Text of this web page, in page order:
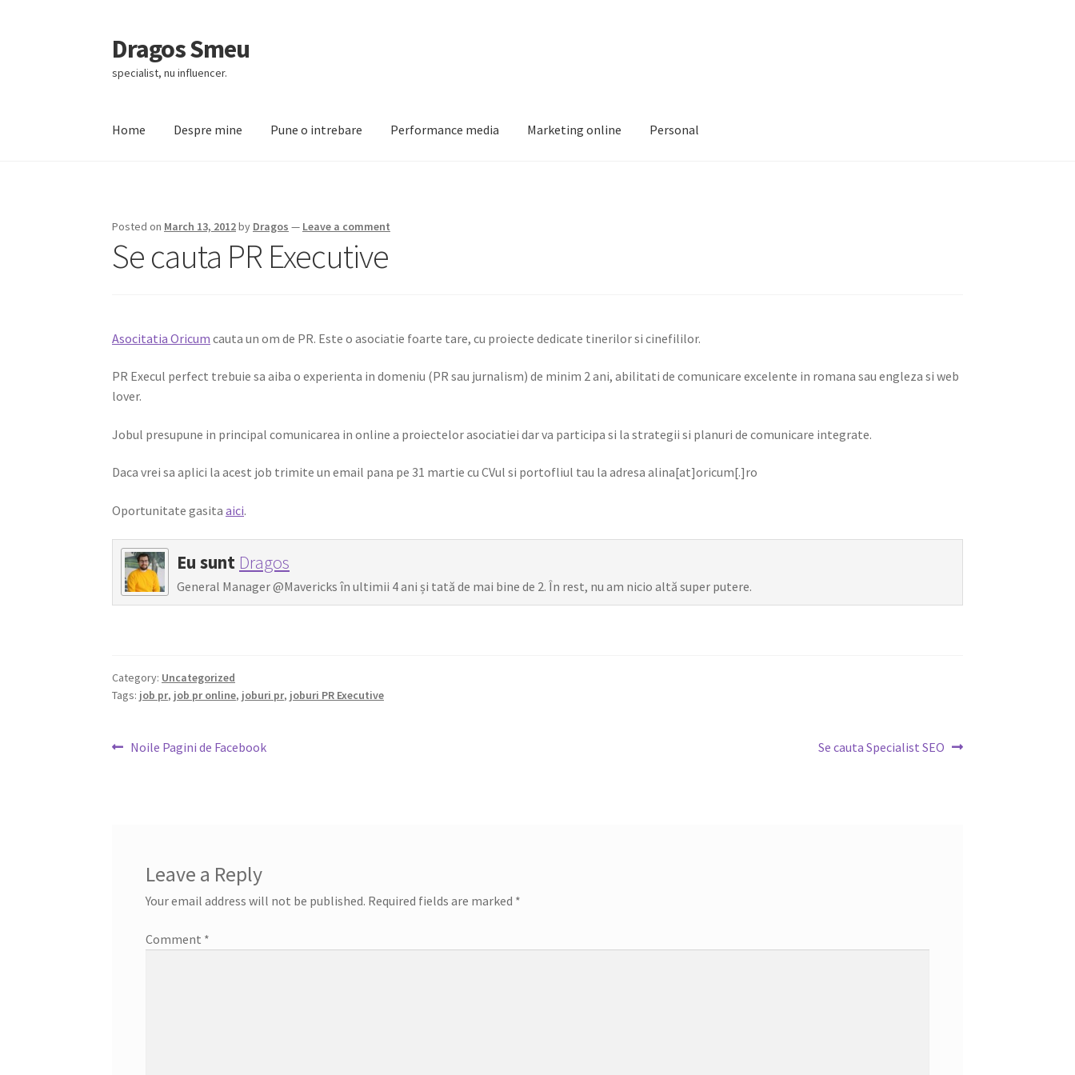
Skip
to
navigation
Skip
to
content
Dragos Smeu
specialist, nu influencer.
Home Despre mine Pune o intrebare Performance media Marketing online Personal
Posted on March 13, 2012by Dragos — Leave a comment
Se cauta PR Executive
Asocitatia Oricum cauta un om de PR. Este o asociatie foarte tare, cu proiecte dedicate tinerilor si cinefililor.
PR Execul perfect trebuie sa aiba o experienta in domeniu (PR sau jurnalism) de minim 2 ani, abilitati de comunicare excelente in romana sau engleza si web
lover.
Jobul presupune in principal comunicarea in online a proiectelor asociatiei dar va participa si la strategii si planuri de comunicare integrate.
Daca vrei sa aplici la acest job trimite un email pana pe 31 martie cu CVul si portofliul tau la adresa alina[at]oricum[.]ro
Oportunitate gasitaaici.
Eu sunt Dragos
General Manager @Mavericks în ultimii 4 ani și tată de mai bine de 2. În rest, nu am nicio altă super putere.
Category: Uncategorized
Tags: job pr, job pr online, joburi pr, joburi PR Executive
Post
Previous
Noile Pagini de Facebook
Next
Se cauta Specialist SEO
Leave a Reply
Your email address will not be published. Required fields are marked *
Comment *